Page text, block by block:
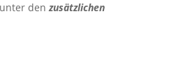
denzusätzlichen